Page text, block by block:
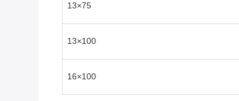
13×75
13×100
16×100